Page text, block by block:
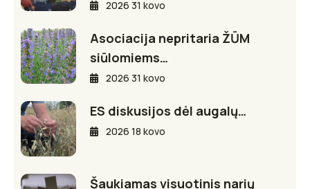
2026 31 kovo
Asociacija nepritaria ŽŪM
siūlomiems…
2026 31 kovo
ES diskusijos dėl augalų…
2026 18 kovo
Šaukiamas visuotinis narių